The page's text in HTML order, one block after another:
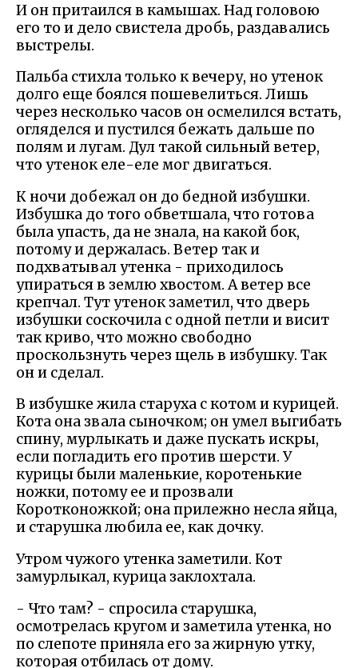
И он притаился в камышах. Над головою
его то и дело свистела дробь, раздавались
выстрелы.
Пальба стихла только к вечеру, но утенок
долго еще боялся пошевелиться. Лишь
через несколько часов он осмелился встать,
огляделся и пустился бежать дальше по
полям и лугам. Дул такой сильный ветер,
что утенок еле-еле мог двигаться.
К ночи добежал он до бедной избушки.
Избушка до того обветшала, что готова
была упасть, да не знала, на какой бок,
потому и держалась. Ветер так и
подхватывал утенка - приходилось
упираться в землю хвостом. А ветер все
крепчал. Тут утенок заметил, что дверь
избушки соскочила с одной петли и висит
так криво, что можно свободно
проскользнуть через щель в избушку. Так
он и сделал.
В избушке жила старуха с котом и курицей.
Кота она звала сыночком; он умел выгибать
спину, мурлыкать и даже пускать искры,
если погладить его против шерсти. У
курицы были маленькие, коротенькие
ножки, потому ее и прозвали
Коротконожкой; она прилежно несла яйца,
и старушка любила ее, как дочку.
Утром чужого утенка заметили. Кот
замурлыкал, курица заклохтала.
- Что там? - спросила старушка,
осмотрелась кругом и заметила утенка, но
по слепоте приняла его за жирную утку,
которая отбилась от дому.